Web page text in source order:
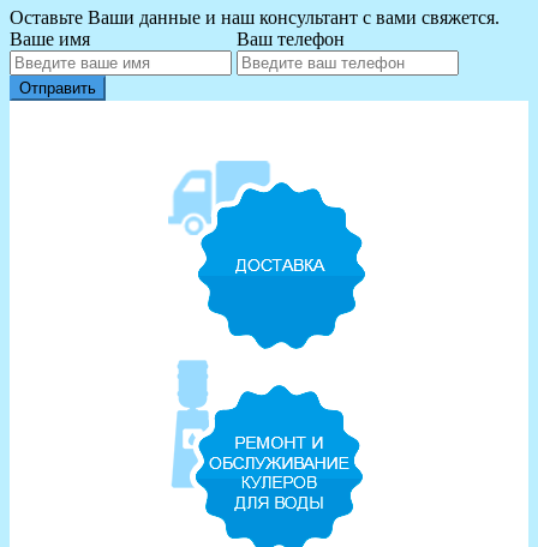
Оставьте Ваши данные и наш консультант с вами свяжется.
Ваше имя
Ваш телефон
Отправить